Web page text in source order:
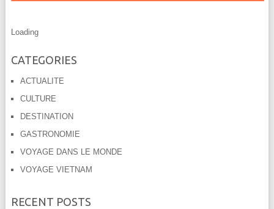
Loading
CATEGORIES
ACTUALITE
CULTURE
DESTINATION
GASTRONOMIE
VOYAGE DANS LE MONDE
VOYAGE VIETNAM
RECENT POSTS